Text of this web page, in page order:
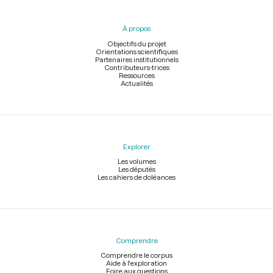
À propos
Objectifs du projet
Orientations scientifiques
Partenaires institutionnels
Contributeurs-trices
Ressources
Actualités
Explorer
Les volumes
Les députés
Les cahiers de doléances
Comprendre
Comprendre le corpus
Aide à l'exploration
Foire aux questions